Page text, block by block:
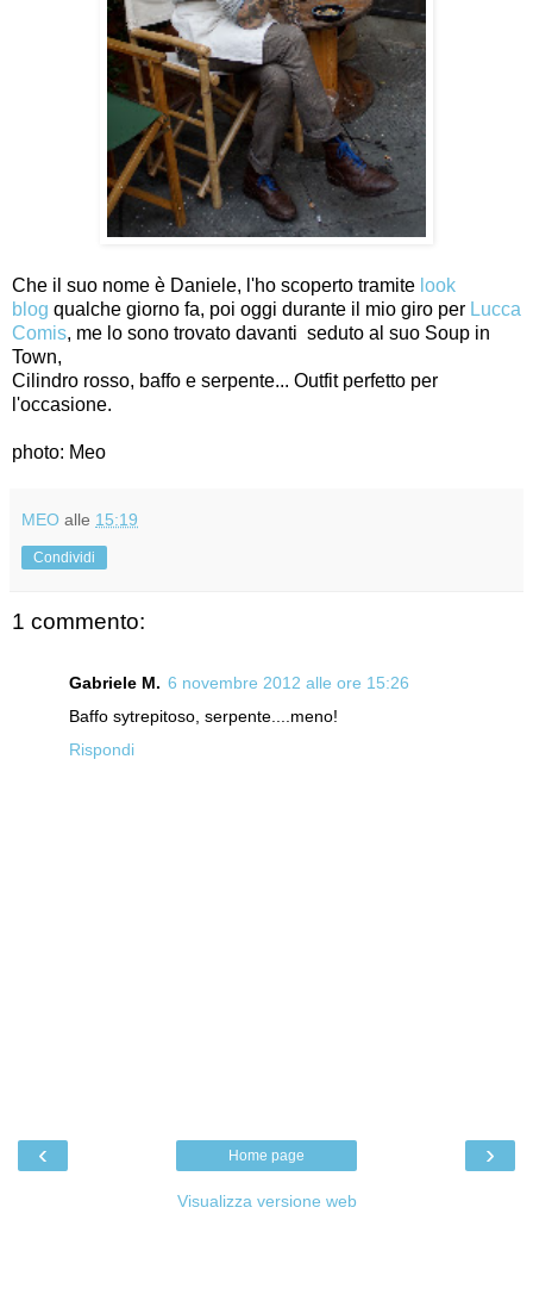
Che il suo nome è Daniele, l'ho scoperto tramite look
blog qualche giorno fa, poi oggi durante il mio giro per Lucca
Comis, me lo sono trovato davanti seduto al suo Soup in
Town,
Cilindro rosso, baffo e serpente... Outfit perfetto per
l'occasione.
photo: Meo
MEO alle 15:19
Condividi
1 commento:
Gabriele M. 6 novembre 2012 alle ore 15:26
Baffo sytrepitoso, serpente....meno!
Rispondi
‹ ›
Home page
Visualizza versione web